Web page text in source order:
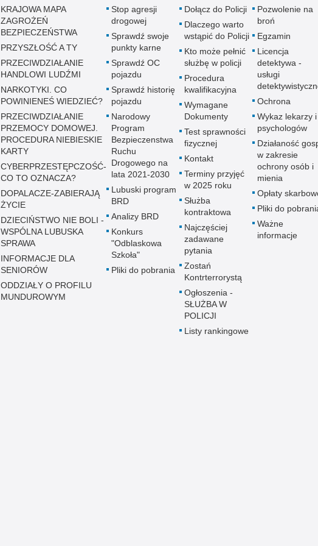
KRAJOWA MAPA
ZAGROŻEŃ
BEZPIECZEŃSTWA
PRZYSZŁOŚĆ A TY
PRZECIWDZIAŁANIE
HANDLOWI LUDŹMI
NARKOTYKI. CO
POWINIENEŚ WIEDZIEĆ?
PRZECIWDZIAŁANIE
PRZEMOCY DOMOWEJ.
PROCEDURA NIEBIESKIE
KARTY
CYBERPRZESTĘPCZOŚĆ-
CO TO OZNACZA?
DOPALACZE-ZABIERAJĄ
ŻYCIE
DZIECIŃSTWO NIE BOLI -
WSPÓLNA LUBUSKA
SPRAWA
INFORMACJE DLA
SENIORÓW
ODDZIAŁY O PROFILU
MUNDUROWYM
Stop agresji
drogowej
Sprawdź swoje
punkty karne
Sprawdź OC
pojazdu
Sprawdź historię
pojazdu
Narodowy
Program
Bezpieczenstwa
Ruchu
Drogowego na
lata 2021-2030
Lubuski program
BRD
Analizy BRD
Konkurs
"Odblaskowa
Szkoła"
Pliki do pobrania
Dołącz do Policji
Dlaczego warto
wstąpić do Policji
Kto może pełnić
służbę w policji
Procedura
kwalifikacyjna
Wymagane
Dokumenty
Test sprawności
fizycznej
Kontakt
Terminy przyjęć
w 2025 roku
Służba
kontraktowa
Najczęściej
zadawane
pytania
Zostań
Kontrterrorystą
Ogłoszenia -
SŁUŻBA W
POLICJI
Listy rankingowe
Pozwolenie na
broń
Egzamin
Licencja
detektywa -
usługi
Ochrona
Wykaz lekarzy i
psychologów
Działaność
w zakresie
ochrony osób i
mienia
Opłaty
Pliki do
Ważne
informacje